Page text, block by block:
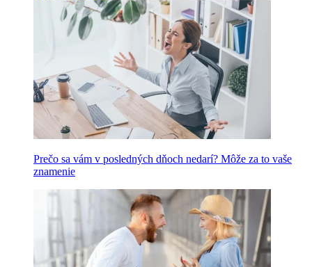
Prečo sa vám v posledných dňoch nedarí? Môže za to vaše
znamenie